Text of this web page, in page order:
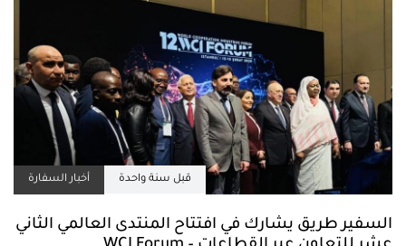
قبل سنة واحدة أخبار السفارة
السفير طريق يشارك في افتتاح المنتدى العالمي الثاني